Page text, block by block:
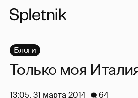
Блоги
Только моя
13:05, 31 марта 2014
64